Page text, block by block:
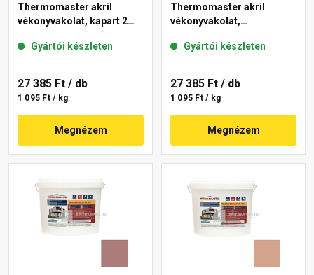
Thermomaster akril
vékonyvakolat, kapart 2
Gyártói készleten
27 385 Ft / db
1 095 Ft / kg
Megnézem
Thermomaster akril
vékonyvakolat,
18-E 25 kg
Gyártói készleten
27 385 Ft / db
1 095 Ft / kg
Megnézem